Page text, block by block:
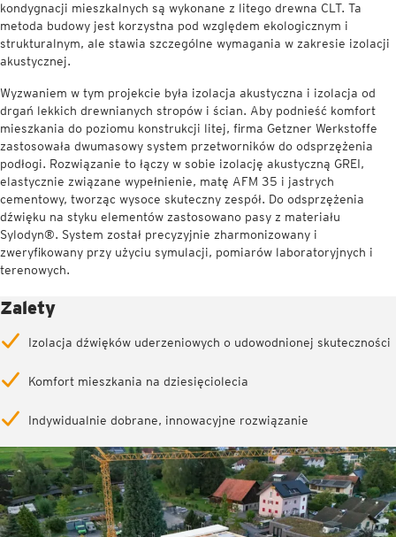
kondygnacji mieszkalnych są wykonane z litego drewna CLT. Ta
metoda budowy jest korzystna pod względem ekologicznym i
strukturalnym, ale stawia szczególne wymagania w zakresie izolacji
akustycznej.
Wyzwaniem w tym projekcie była izolacja akustyczna i izolacja od
drgań lekkich drewnianych stropów i ścian. Aby podnieść komfort
mieszkania do poziomu konstrukcji litej, firma Getzner Werkstoffe
zastosowała dwumasowy system przetworników do odsprzężenia
podłogi. Rozwiązanie to łączy w sobie izolację akustyczną GREI,
elastycznie związane wypełnienie, matę AFM 35 i jastrych
cementowy, tworząc wysoce skuteczny zespół. Do odsprzężenia
dźwięku na styku elementów zastosowano pasy z materiału
Sylodyn®. System został precyzyjnie zharmonizowany i
zweryfikowany przy użyciu symulacji, pomiarów laboratoryjnych i
terenowych.
Zalety
Izolacja dźwięków uderzeniowych o udowodnionej skuteczności
Komfort mieszkania na dziesięciolecia
Indywidualnie dobrane, innowacyjne rozwiązanie